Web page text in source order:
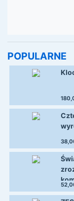
POPULARNE